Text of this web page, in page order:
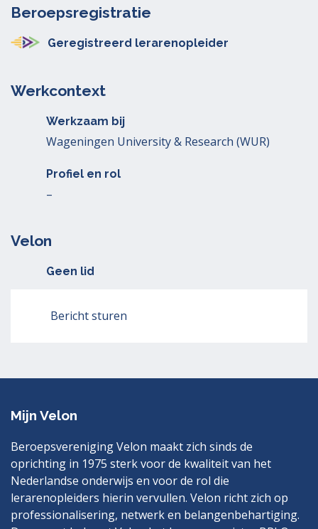
Beroepsregistratie
Geregistreerd lerarenopleider
Werkcontext
Werkzaam bij
Wageningen University & Research (WUR)
Profiel en rol
–
Velon
Geen lid
Bericht sturen
Mijn Velon
Beroepsvereniging Velon maakt zich sinds de
oprichting in 1975 sterk voor de kwaliteit van het
Nederlandse onderwijs en voor de rol die
lerarenopleiders hierin vervullen. Velon richt zich op
professionalisering, netwerk en belangenbehartiging.